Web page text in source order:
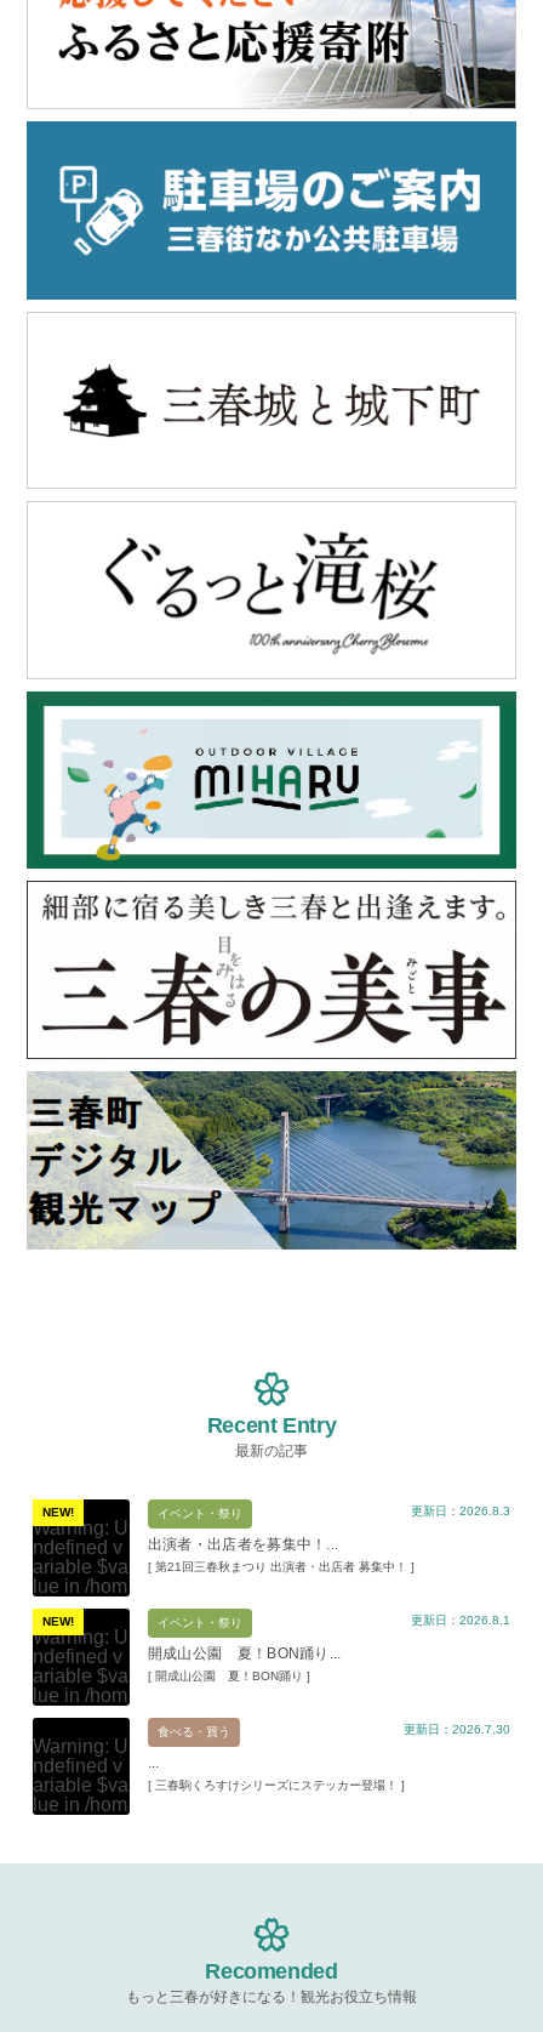
Recent Entry
最新の記事
NEW!
Warning: U
ndefined v
ariable $va
lue in /hom
e/xs11945
9/miharuko
ma.com/pu
blic_html/w
p-content/t
hemes/mih
aru/templat
e-parts/pic
up.phpon l
ine19
Warning: A
イベント・祭り
出演者・出店者を募集中！...
[ 第21回三春秋まつり 出演者・出店者 募集中！ ]
更新日：2026.8.3
NEW!
Warning: U
ndefined v
ariable $va
lue in /hom
e/xs11945
9/miharuko
ma.com/pu
blic_html/w
p-content/t
hemes/mih
up.phpon l
イベント・祭り
開成山公園 夏！BON踊り...
[ 開成山公園 夏！BON踊り ]
更新日：2026.8.1
Warning: U
ndefined v
ariable $va
lue in /hom
ma.com/pu
食べる・買う
[ 三春駒くろすけシリーズにステッカー登場！ ]
更新日：2026.7.30
Recomended
もっと三春が好きになる！観光お役立ち情報